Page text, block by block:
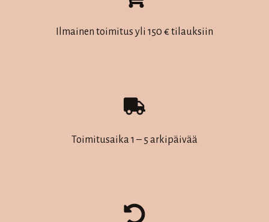
tehdä
valinnat
Ilmainen toimitus yli 150 € tilauksiin
Toimitusaika 1 – 5 arkipäivää